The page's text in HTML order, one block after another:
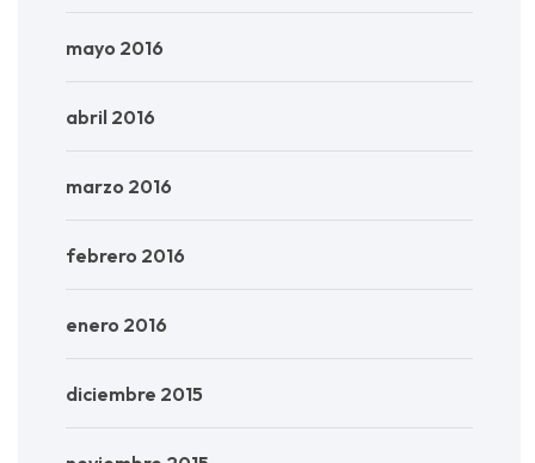
mayo 2016
abril 2016
marzo 2016
febrero 2016
enero 2016
diciembre 2015